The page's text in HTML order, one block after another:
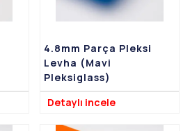
4.8mm Parça Pleksi
Levha (Mavi
Pleksiglass)
Detaylı incele